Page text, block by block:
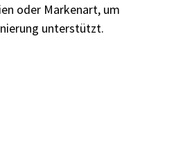
oder Markenart, um
unterstützt.